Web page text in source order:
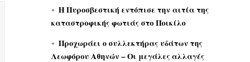
Η Πυροσβεστική εντόπισε την αιτία της
καταστροφικής φωτιάς στο Ποικίλο
Προχωράει ο συλλεκτήρας υδάτων της
Λεωφόρου Αθηνών – Οι μεγάλες αλλαγές